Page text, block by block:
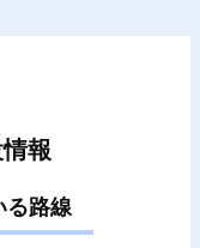
報
る路線